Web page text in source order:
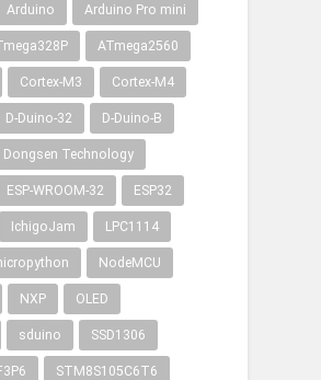
Arduino Arduino Pro mini
ATmega2560
Cortex-M3 Cortex-M4
D-Duino-32 D-Duino-B
Dongsen Technology
ESP-WROOM-32 ESP32
IchigoJam LPC1114
NodeMCU
NXP OLED
sduino SSD1306
STM8S105C6T6